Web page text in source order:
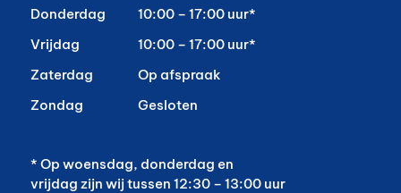
Donderdag
10:00 – 17:00 uur*
Vrijdag
10:00 – 17:00 uur*
Zaterdag
Op afspraak
Zondag
Gesloten
* Op woensdag, donderdag en
vrijdag zijn wij tussen 12:30 – 13:00 uur